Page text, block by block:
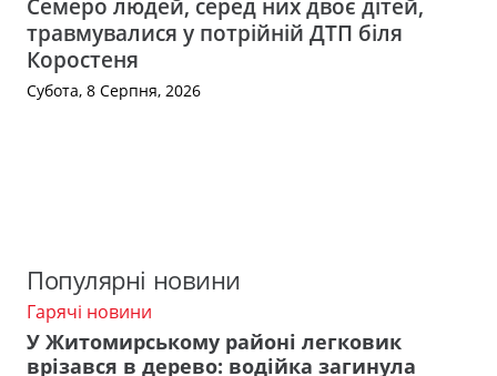
Семеро людей, серед них двоє дітей,
травмувалися у потрійній ДТП біля
Коростеня
Субота, 8 Серпня, 2026
Популярні новини
Гарячі новини
У Житомирському районі легковик
врізався в дерево: водійка загинула